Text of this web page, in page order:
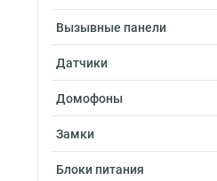
Вызывные панели
Датчики
Домофоны
Замки
Блоки питания